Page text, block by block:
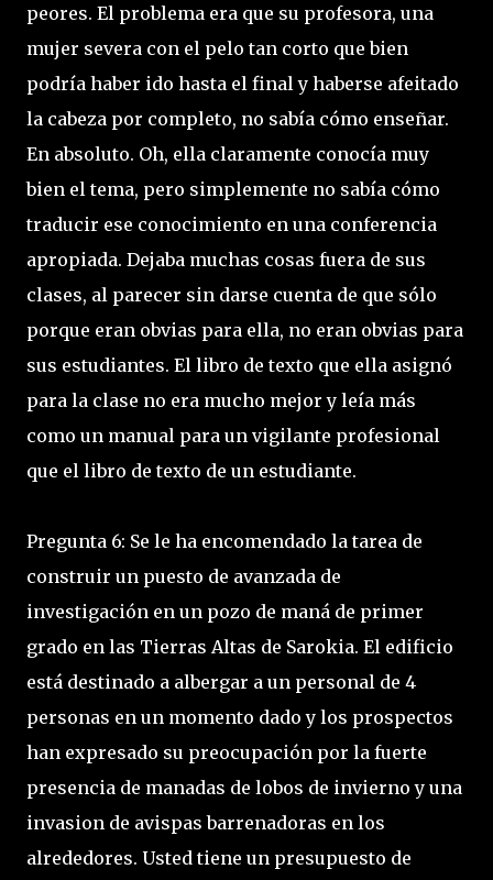
peores. El problema era que su profesora, una
mujer severa con el pelo tan corto que bien
podría haber ido hasta el final y haberse afeitado
la cabeza por completo, no sabía cómo enseñar.
En absoluto. Oh, ella claramente conocía muy
bien el tema, pero simplemente no sabía cómo
traducir ese conocimiento en una conferencia
apropiada. Dejaba muchas cosas fuera de sus
clases, al parecer sin darse cuenta de que sólo
porque eran obvias para ella, no eran obvias para
sus estudiantes. El libro de texto que ella asignó
para la clase no era mucho mejor y leía más
como un manual para un vigilante profesional
que el libro de texto de un estudiante.
Pregunta 6: Se le ha encomendado la tarea de
construir un puesto de avanzada de
investigación en un pozo de maná de primer
grado en las Tierras Altas de Sarokia. El edificio
está destinado a albergar a un personal de 4
personas en un momento dado y los prospectos
han expresado su preocupación por la fuerte
presencia de manadas de lobos de invierno y una
invasion de avispas barrenadoras en los
alrededores. Usted tiene un presupuesto de